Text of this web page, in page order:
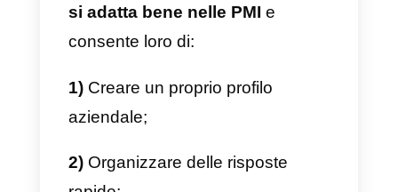
permetterà di rendervi più visibili,
creando una vostra reputazione;
– Offrire un coupon/sconto per
vuole che il cliente ritorni con